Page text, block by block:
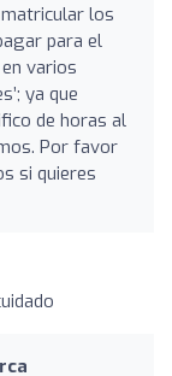
los
para el
varios
ya que
de horas al
Por favor
si quieres